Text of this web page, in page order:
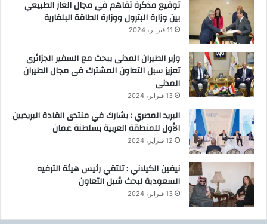
ن
م
ص
ر
ي
توقيع مذكرة تفاهم في مجال الغاز الطبيعي
بين وزارة البترول ووزارة الطاقة البلغارية
11 فبراير، 2024
وزير الطيران المدنى يبحث مع السفير الجزائرى
تعزيز سبل التعاون المشترك فى مجال الطيران
المدنى
13 فبراير، 2024
البريد المصري : يشارك في منتدى القادة البريديين
الأول للمنطقة العربية بسلطنة عمان
12 فبراير، 2024
نيفين الكيلاني : تلتقي رئيس هيئة الترفيه
السعودية لبحث سُبل التعاون
13 فبراير، 2024